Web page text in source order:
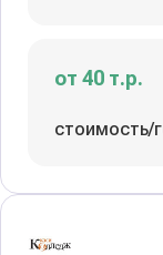
от 40 т.р.
стоимость/